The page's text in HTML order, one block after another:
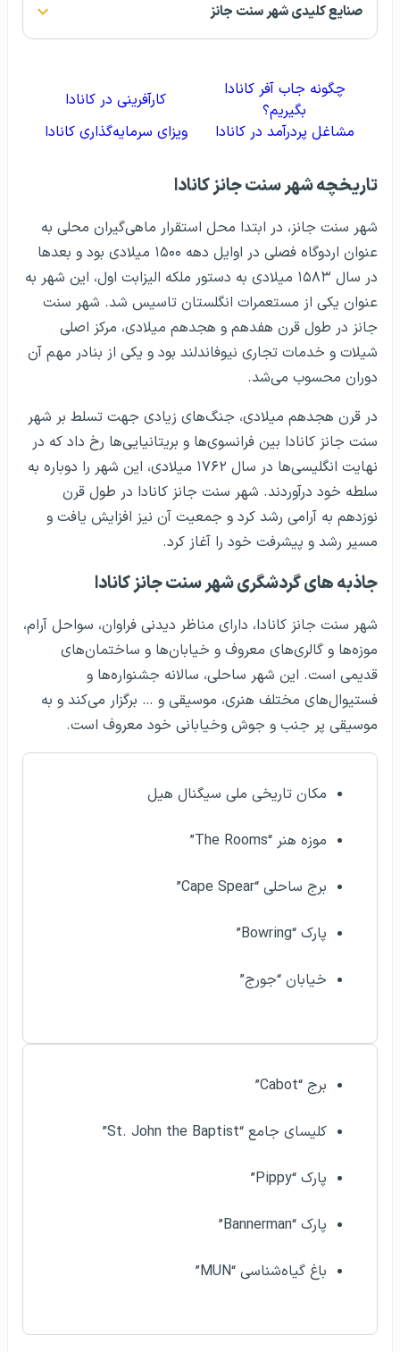
صنایع کلیدی شهر سنت جانز
چگونه جاب آفر کانادا
بگیریم؟
کارآفرینی در کانادا
مشاغل پردرآمد در کانادا
ویزای سرمایه‌گذاری کانادا
تاریخچه شهر سنت جانز کانادا
شهر سنت جانز، در ابتدا محل استقرار ماهی‌گیران محلی به
عنوان اردوگاه فصلی در اوایل دهه ۱۵۰۰ میلادی بود و بعدها
در سال ۱۵۸۳ میلادی به دستور ملکه الیزابت اول، این شهر به
عنوان یکی از مستعمرات انگلستان تاسیس شد. شهر سنت
جانز در طول قرن هفدهم و هجدهم میلادی، مرکز اصلی
شیلات و خدمات تجاری نیوفاندلند بود و یکی از بنادر مهم آن
دوران محسوب می‌شد.
در قرن هجدهم میلادی، جنگ‌های زیادی جهت تسلط بر شهر
سنت جانز کانادا بین فرانسوی‌ها و بریتانیایی‌ها رخ داد که در
نهایت انگلیسی‌ها در سال ۱۷۶۲ میلادی، این شهر را دوباره به
سلطه خود درآوردند. شهر سنت جانز کانادا در طول قرن
نوزدهم به آرامی رشد کرد و جمعیت آن نیز افزایش یافت و
مسیر رشد و پیشرفت خود را آغاز کرد.
جاذبه های گردشگری شهر سنت جانز کانادا
شهر سنت جانز کانادا، دارای مناظر دیدنی فراوان، سواحل آرام،
موزه‌ها و گالری‌های معروف و خیابان‌ها و ساختمان‌های
قدیمی است. این شهر ساحلی، سالانه جشنواره‌ها و
فستیوال‌های مختلف هنری، موسیقی و … برگزار می‌کند و به
موسیقی پر جنب و جوش وخیابانی خود معروف است.
مکان تاریخی ملی سیگنال هیل
موزه هنر “The Rooms”
برج ساحلی “Cape Spear”
پارک “Bowring”
خیابان “جورج”
برج “Cabot”
کلیسای جامع “St. John the Baptist”
پارک “Pippy”
پارک “Bannerman”
باغ گیاه‌شناسی “MUN”